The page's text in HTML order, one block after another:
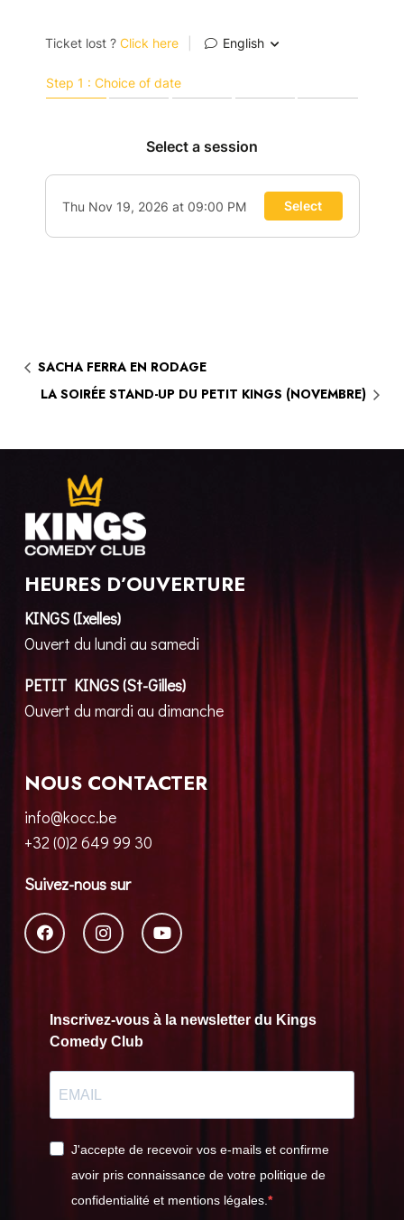
SACHA FERRA EN RODAGE
LA SOIRÉE STAND-UP DU PETIT KINGS (NOVEMBRE)
HEURES D’OUVERTURE
KINGS (Ixelles)
Ouvert du lundi au samedi
PETIT KINGS (St-Gilles)
Ouvert du mardi au dimanche
NOUS CONTACTER
info@kocc.be
+32 (0)2 649 99 30
Suivez-nous sur
Inscrivez-vous à la newsletter du Kings
Comedy Club
J'accepte de recevoir vos e-mails et confirme
avoir pris connaissance de votre politique de
confidentialité et mentions légales.